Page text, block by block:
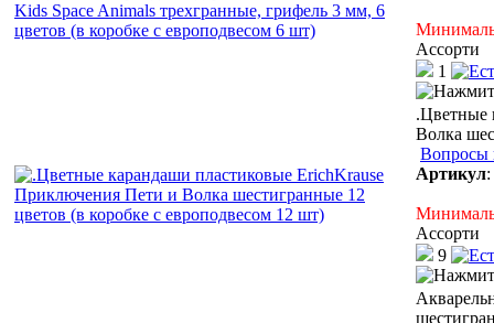
Ассорти
1
.Цветные
Волка
Вопросы
Артикул:
Ассорти
9